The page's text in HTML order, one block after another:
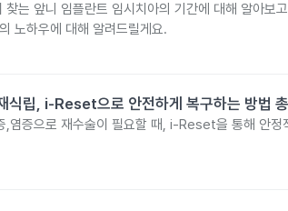
는 앞니 임플란트 임시치아의 기간에 대해 알아보
노하우에 대해 알려드릴게요.
식립, i-Reset으로 안전하게 복구하는 방법
,염증으로 재수술이 필요할 때, i-Reset을 통해 안정